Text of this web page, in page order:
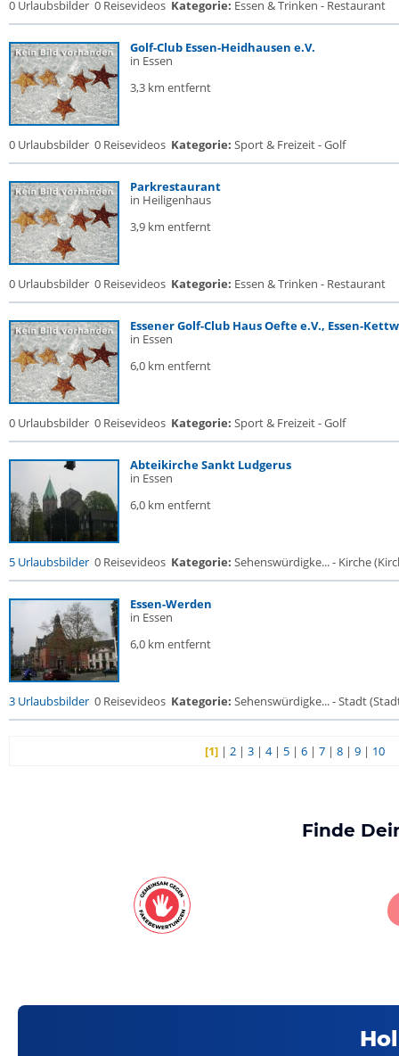
0 Urlaubsbilder 0 Reisevideos Kategorie: Essen & Trinken - Restaurant
Golf-Club Essen-Heidhausen e.V.
in Essen
3,3 km entfernt
0 Urlaubsbilder 0 Reisevideos Kategorie: Sport & Freizeit - Golf
Parkrestaurant
in Heiligenhaus
3,9 km entfernt
0 Urlaubsbilder 0 Reisevideos Kategorie: Essen & Trinken - Restaurant
Essener Golf-Club Haus Oefte e.V., Essen-
in Essen
6,0 km entfernt
0 Urlaubsbilder 0 Reisevideos Kategorie: Sport & Freizeit - Golf
Abteikirche Sankt Ludgerus
in Essen
6,0 km entfernt
5 Urlaubsbilder 0 Reisevideos Kategorie: Sehenswürdigke... - Kirche
Essen-Werden
in Essen
6,0 km entfernt
3 Urlaubsbilder 0 Reisevideos Kategorie: Sehenswürdigke... - Stadt
[1]| 2| 3| 4| 5| 6| 7| 8| 9| 10
Finde